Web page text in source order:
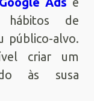
hábitos de
público-alvo.
criar um
às susa